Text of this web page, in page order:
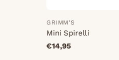
GRIMM'S
Mini Spirelli
€14,95